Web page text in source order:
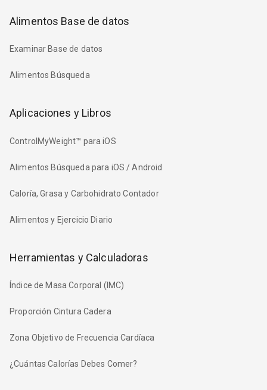
Alimentos Base de datos
Examinar Base de datos
Alimentos Búsqueda
Aplicaciones y Libros
ControlMyWeight™ para iOS
Alimentos Búsqueda para iOS / Android
Caloría, Grasa y Carbohidrato Contador
Alimentos y Ejercicio Diario
Herramientas y Calculadoras
Índice de Masa Corporal (IMC)
Proporción Cintura Cadera
Zona Objetivo de Frecuencia Cardíaca
¿Cuántas Calorías Debes Comer?